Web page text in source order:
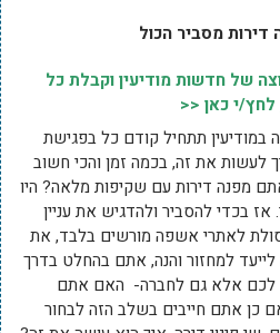
מסביר הכול
של חדשות מודיעין וקבלת כל
לחץ/י כאן <<
במודיעין תתחיל קודם כל בפגישת
לעשות את זה, בכמה זמן והכי חשוב
מפנה דירות עם שקיפות מלאה? היו
בכדי להסביר ולהדגיש את עניין
לאתרי אשפה מורשים בלבד, את
למחזור והנה, אתם בהחלט בדרך
לכם אלא גם לחברה- האם אתם
כן אתם חייבים בשלב הזה לבחור